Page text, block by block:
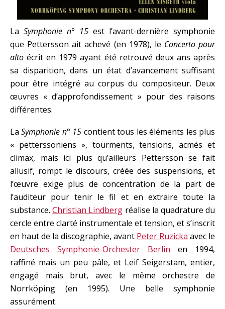
La Symphonie n° 15 est l’avant-dernière symphonie
que Pettersson ait achevé (en 1978), le Concerto pour
alto écrit en 1979 ayant été retrouvé deux ans après
sa disparition, dans un état d’avancement suffisant
pour être intégré au corpus du compositeur. Deux
œuvres « d’approfondissement » pour des raisons
différentes.
LaSymphonie n° 15 contient tous les éléments les plus
« petterssoniens », tourments, tensions, acmés et
climax, mais ici plus qu’ailleurs Pettersson se fait
allusif, rompt le discours, créée des suspensions, et
l’œuvre exige plus de concentration de la part de
l’auditeur pour tenir le fil et en extraire toute la
substance.Christian Lindberg réalise la quadrature du
cercle entre clarté instrumentale et tension, et s’inscrit
en haut de la discographie, avant Peter Ruzicka avec le
Deutsches Symphonie-Orchester Berlin en 1994,
raffiné mais un peu pâle, et Leif Seigerstam, entier,
engagé mais brut, avec le même orchestre de
Norrköping (en 1995). Une belle symphonie
assurément.